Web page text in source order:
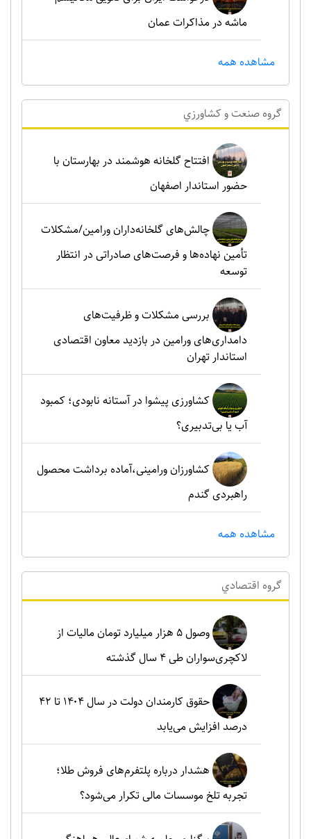
ماشه در مذاکرات عمان
مشاهده همه
گروه صنعت و کشاورزي
افتتاح گلخانه هوشمند در بهارستان با
حضور استاندار اصفهان
چالش‌های گلخانه‌داران ورامین/مشکلات
تأمین نهاده‌ها و فرصت‌های صادراتی در انتظار
توسعه
بررسی مشکلات و ظرفیت‌های
دامداری‌های ورامین در بازدید معاون اقتصادی
استاندار تهران
کشاورزی پیشوا در آستانه نابودی؛ کمبود
آب یا بی‌تدبیری؟
کشاورزان ورامینی،آماده برداشت محصول
راهبردی گندم
مشاهده همه
گروه اقتصادي
وصول ۵ هزار میلیارد تومان مالیات از
لاکچری‌سواران طی ۴ سال گذشته
حقوق کارمندان دولت در سال ۱۴۰۴ تا ۴۲
درصد افزایش می‌یابد
هشدار درباره پلتفرم‌های فروش طلا؛
تجربه تلخ موسسات مالی تکرار می‌شود؟